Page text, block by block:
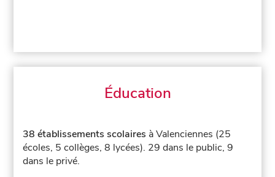
Éducation
38 établissements scolaires à Valenciennes (25
écoles, 5 collèges, 8 lycées). 29 dans le public, 9
dans le privé.